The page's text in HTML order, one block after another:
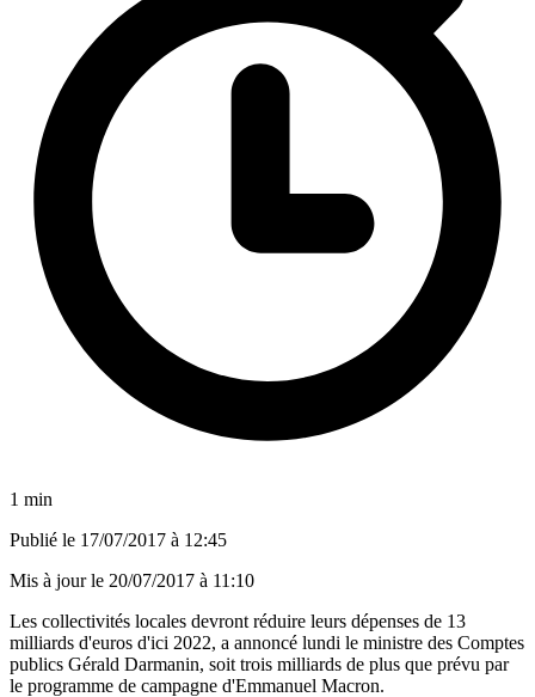
1 min
Publié le 17/07/2017 à 12:45
Mis à jour le 20/07/2017 à 11:10
Les collectivités locales devront réduire leurs dépenses de 13
milliards d'euros d'ici 2022, a annoncé lundi le ministre des Comptes
publics Gérald Darmanin, soit trois milliards de plus que prévu par
le programme de campagne d'Emmanuel Macron.